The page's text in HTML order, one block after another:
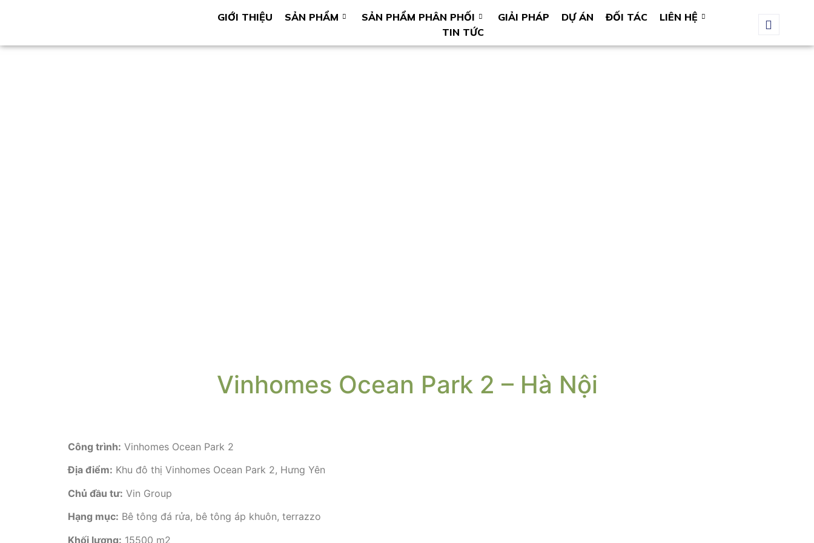
GIỚI THIỆU SẢN PHẨM SẢN PHẨM PHÂN PHỐI GIẢI PHÁP DỰ ÁN ĐỐI TÁC
LIÊN HỆ
TIN TỨC
Vinhomes Ocean Park 2 – Hà Nội
Công trình: Vinhomes Ocean Park 2
Địa điểm: Khu đô thị Vinhomes Ocean Park 2, Hưng Yên
Chủ đầu tư: Vin Group
Hạng mục: Bê tông đá rửa, bê tông áp khuôn, terrazzo
Khối lượng: 15500 m2